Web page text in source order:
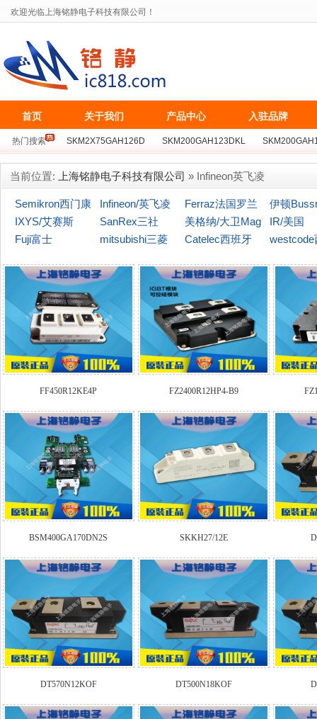
欢迎光临上海铭静电子科技有限公司！
首页 关于我们 产品中心 入驻品牌
热门搜索 SKM2X75GAH126D SKM200GAH123DKL
当前位置: 上海铭静电子科技有限公司 » Infineon英飞凌
Semikron西门康 Infineon/英飞凌 Ferraz法国罗兰
伊顿
(博仕曼)
IXYS/艾赛斯 SanRex三社
美格纳/大卫Mag
naChip
IR/美国
Fuji富士
mitsubishi三菱 Catelec西班牙 westcode
FF450R12KE4P FZ2400R12HP4-B9
BSM400GA170DN2S SKKH27/12E
DT570N12KOF DT500N18KOF